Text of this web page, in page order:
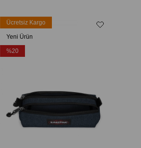
Ücretsiz Kargo
Yeni Ürün
%20